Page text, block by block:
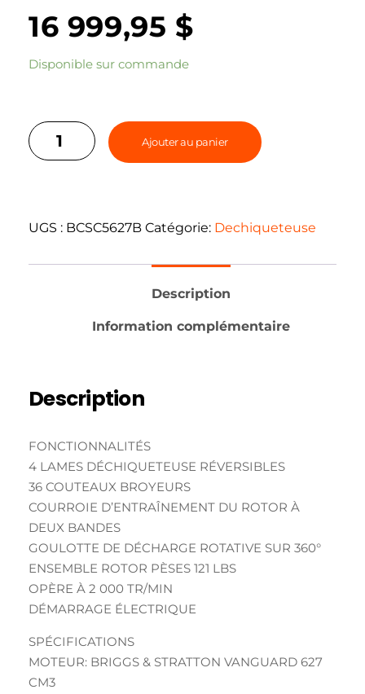
16 999,95 $
Disponible sur commande
Ajouter au panier
UGS : BCSC5627B Catégorie: Dechiqueteuse
Description
Information complémentaire
Description
FONCTIONNALITÉS
4 LAMES DÉCHIQUETEUSE RÉVERSIBLES
36 COUTEAUX BROYEURS
COURROIE D’ENTRAÎNEMENT DU ROTOR À
DEUX BANDES
GOULOTTE DE DÉCHARGE ROTATIVE SUR 360°
ENSEMBLE ROTOR PÈSES 121 LBS
OPÈRE À 2 000 TR/MIN
DÉMARRAGE ÉLECTRIQUE
SPÉCIFICATIONS
MOTEUR: BRIGGS & STRATTON VANGUARD 627
CM3